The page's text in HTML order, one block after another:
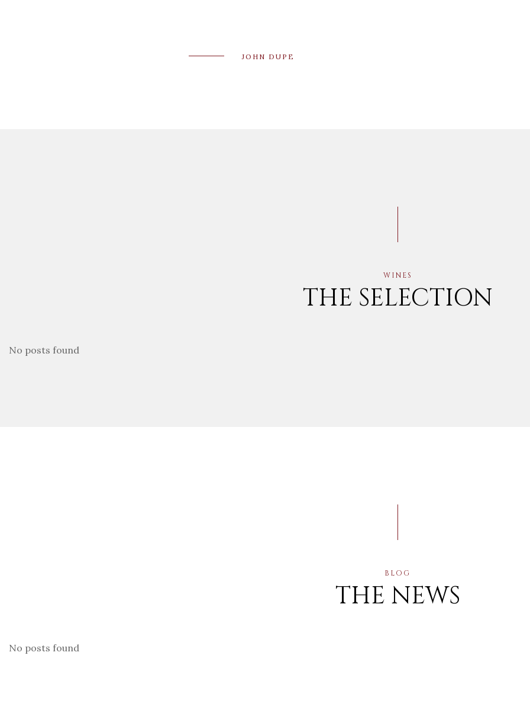
JOHN DUPE
WINES
THE SELECTION
No posts found
BLOG
THE NEWS
No posts found